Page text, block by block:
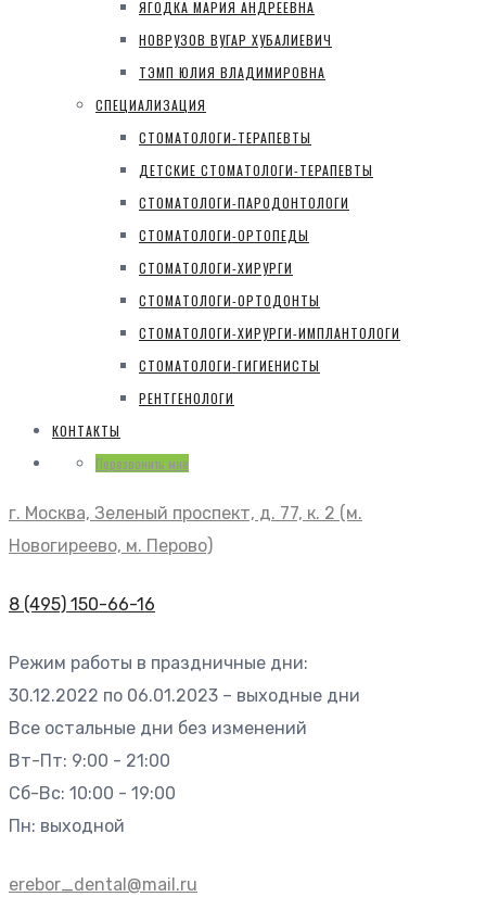
ЯГОДКА МАРИЯ АНДРЕЕВНА
НОВРУЗОВ ВУГАР ХУБАЛИЕВИЧ
ТЭМП ЮЛИЯ ВЛАДИМИРОВНА
СПЕЦИАЛИЗАЦИЯ
СТОМАТОЛОГИ-ТЕРАПЕВТЫ
ДЕТСКИЕ СТОМАТОЛОГИ-ТЕРАПЕВТЫ
СТОМАТОЛОГИ-ПАРОДОНТОЛОГИ
СТОМАТОЛОГИ-ОРТОПЕДЫ
СТОМАТОЛОГИ-ХИРУРГИ
СТОМАТОЛОГИ-ОРТОДОНТЫ
СТОМАТОЛОГИ-ХИРУРГИ-ИМПЛАНТОЛОГИ
СТОМАТОЛОГИ-ГИГИЕНИСТЫ
РЕНТГЕНОЛОГИ
КОНТАКТЫ
Перезвонить мне
г. Москва, Зеленый проспект, д. 77, к. 2 (м.
Новогиреево, м. Перово)
8 (495) 150-66-16
Режим работы в праздничные дни:
30.12.2022 по 06.01.2023 – выходные дни
Все остальные дни без изменений
Вт-Пт: 9:00 - 21:00
Сб-Вс: 10:00 - 19:00
Пн: выходной
erebor_dental@mail.ru